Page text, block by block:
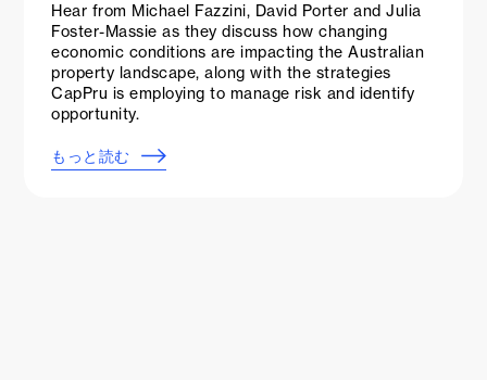
Hear from Michael Fazzini, David Porter and Julia
Foster-Massie as they discuss how changing
economic conditions are impacting the Australian
property landscape, along with the strategies
CapPru is employing to manage risk and identify
opportunity.
もっと読む